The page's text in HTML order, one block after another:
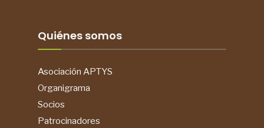
Quiénes somos
Asociación APTYS
Organigrama
Socios
Patrocinadores